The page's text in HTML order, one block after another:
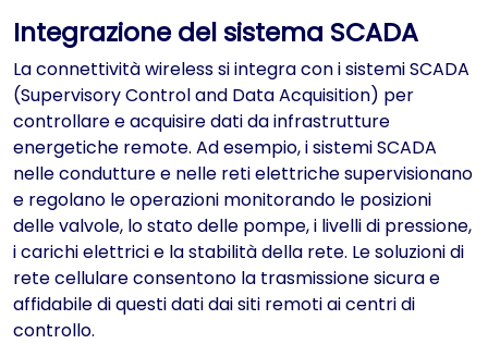
Integrazione del sistema SCADA
La connettività wireless si integra con i sistemi SCADA
(Supervisory Control and Data Acquisition) per
controllare e acquisire dati da infrastrutture
energetiche remote. Ad esempio, i sistemi SCADA
nelle condutture e nelle reti elettriche supervisionano
e regolano le operazioni monitorando le posizioni
delle valvole, lo stato delle pompe, i livelli di pressione,
i carichi elettrici e la stabilità della rete. Le soluzioni di
rete cellulare consentono la trasmissione sicura e
affidabile di questi dati dai siti remoti ai centri di
controllo.